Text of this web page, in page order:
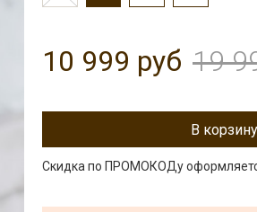
10 999 руб 19
В корзину
Скидка по ПРОМОКОДу